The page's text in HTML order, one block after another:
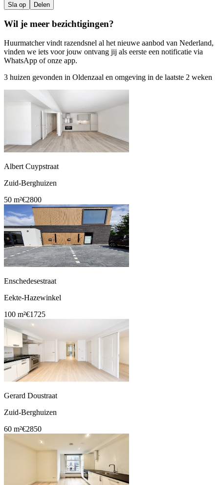
Sla op Delen
Wil je meer bezichtigingen?
Huurmatcher vindt razendsnel al het nieuwe aanbod van Nederland,
vinden we iets voor jouw ontvang jij als eerste een notificatie via
WhatsApp of onze app.
3 huizen gevonden in Oldenzaal en omgeving in de laatste 2 weken
Albert Cuypstraat
Zuid-Berghuizen
50 m²€2800
Enschedesestraat
Eekte-Hazewinkel
100 m²€1725
Gerard Doustraat
Zuid-Berghuizen
60 m²€2850